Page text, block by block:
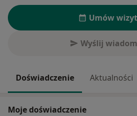
Umów
Wyślij
Doświadczenie Aktualności
Moje doświadczenie